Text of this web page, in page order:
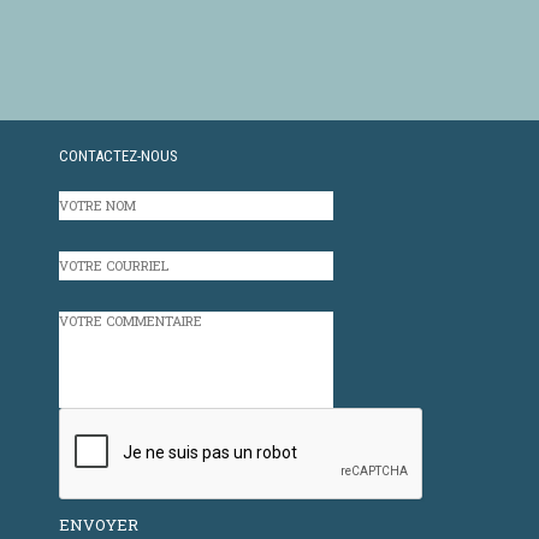
CONTACTEZ-NOUS
VOTRE
NOM
VOTRE
COURRIEL
VOTRE
CAPTCHA